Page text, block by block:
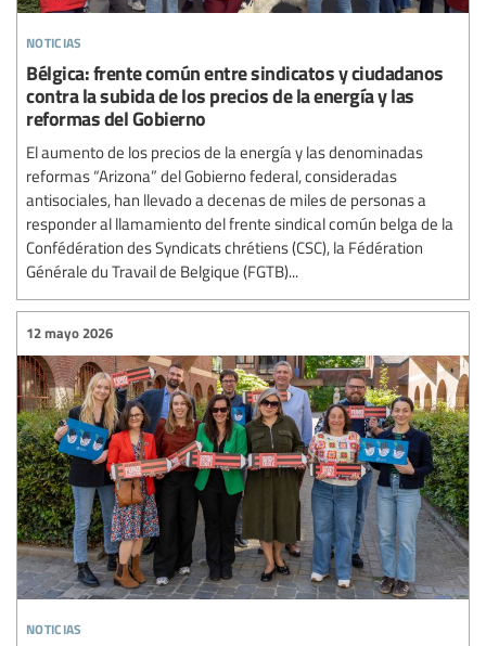
noticias
Bélgica: frente común entre sindicatos y ciudadanos
contra la subida de los precios de la energía y las
reformas del Gobierno
El aumento de los precios de la energía y las denominadas
reformas “Arizona” del Gobierno federal, consideradas
antisociales, han llevado a decenas de miles de personas a
responder al llamamiento del frente sindical común belga de la
Confédération des Syndicats chrétiens (CSC), la Fédération
Générale du Travail de Belgique (FGTB)...
noticias
12 mayo 2026